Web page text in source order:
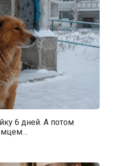
6 дней. А потом